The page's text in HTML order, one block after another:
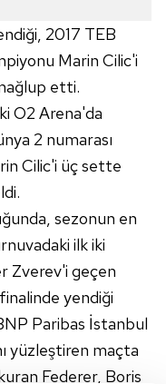
2017 TEB
Marin Cilic'i
etti.
O2 Arena'da
2 numarası
Cilic'i üç sette
sezonun en
ilk iki
Zverev'i geçen
yendiği
Paribas İstanbul
yüzleştiren maçta
Federer, Boris